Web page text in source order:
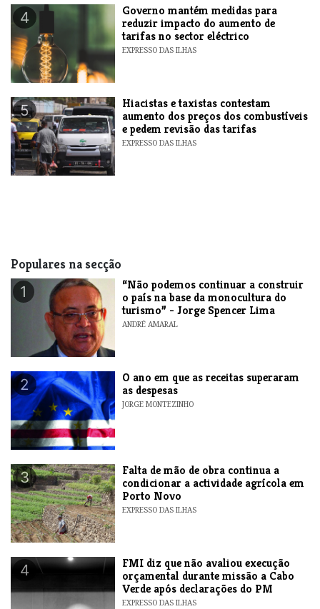
4
Governo mantém medidas para
reduzir impacto do aumento de
tarifas no sector eléctrico
EXPRESSO DAS ILHAS
5
Hiacistas e taxistas contestam
aumento dos preços dos combustíveis
e pedem revisão das tarifas
EXPRESSO DAS ILHAS
Populares na secção
1
“Não podemos continuar a construir
o país na base da monocultura do
turismo” - Jorge Spencer Lima
ANDRÉ AMARAL
2
O ano em que as receitas superaram
as despesas
JORGE MONTEZINHO
3
Falta de mão de obra continua a
condicionar a actividade agrícola em
Porto Novo
EXPRESSO DAS ILHAS
4
FMI diz que não avaliou execução
orçamental durante missão a Cabo
Verde após declarações do PM
EXPRESSO DAS ILHAS